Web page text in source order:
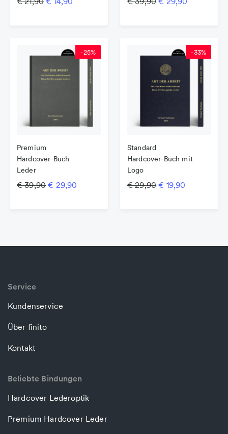
-25%
Premium
Hardcover-Buch
Leder
€39,90Ursprünglicher Preis war: € 39,90
€ 29,90 Aktueller Preis ist: € 29,90.
-33%
Standard
Hardcover-Buch mit
Logo
€29,90Ursprünglicher
€ 19,90
Service
Kundenservice
Über finito
Kontakt
Beliebte Bindungen
Hardcover Lederoptik
Premium Hardcover Leder